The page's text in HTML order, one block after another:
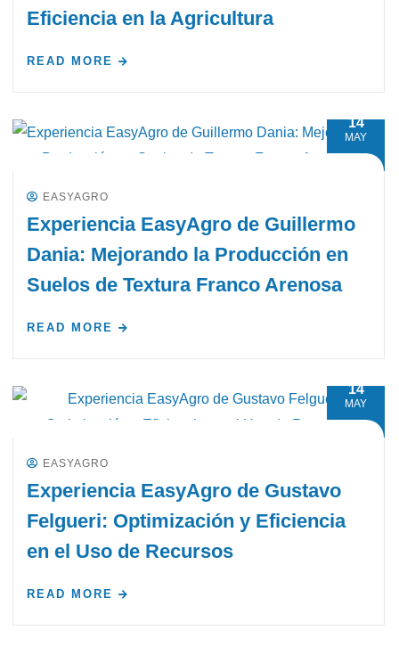
Eficiencia en la Agricultura
READ MORE
14
MAY
EASYAGRO
Experiencia EasyAgro de Guillermo
Dania: Mejorando la Producción en
Suelos de Textura Franco Arenosa
READ MORE
14
MAY
EASYAGRO
Experiencia EasyAgro de Gustavo
Felgueri: Optimización y Eficiencia
en el Uso de Recursos
READ MORE